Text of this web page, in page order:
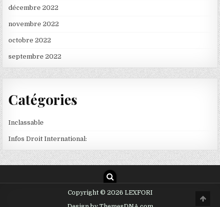
décembre 2022
novembre 2022
octobre 2022
septembre 2022
Catégories
Inclassable
Infos Droit International:
Copyright © 2026 LEXFORI